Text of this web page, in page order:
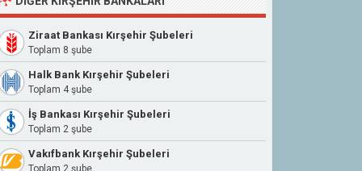
Ziraat Bankası Kırşehir Şubeleri
Toplam 8 şube
Halk Bank Kırşehir Şubeleri
Toplam 4 şube
İş Bankası Kırşehir Şubeleri
Toplam 2 şube
Vakıfbank Kırşehir Şubeleri
Toplam 2 şube